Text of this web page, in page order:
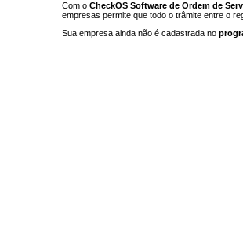
Com oCheckOS Software de Ordem de
empresas permite que todo o trâmite entre o
Sua empresa ainda não é cadastrada no